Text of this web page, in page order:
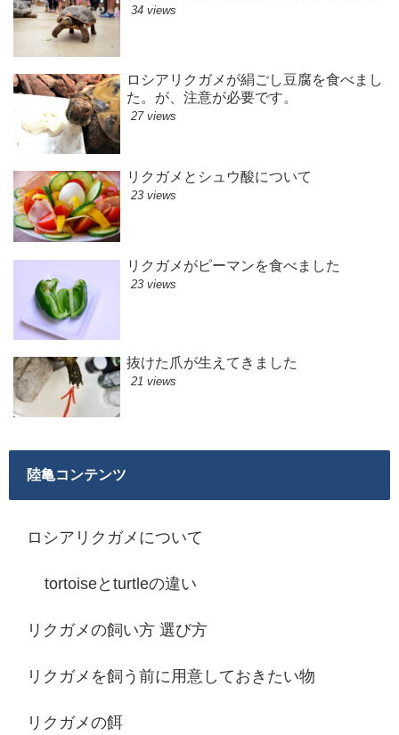
34 views
ロシアリクガメが絹ごし豆腐を食べまし
た。が、注意が必要です。
27 views
リクガメとシュウ酸について
23 views
リクガメがピーマンを食べました
23 views
抜けた爪が生えてきました
21 views
陸亀コンテンツ
ロシアリクガメについて
tortoiseとturtleの違い
リクガメの飼い方 選び方
リクガメを飼う前に用意しておきたい物
リクガメの餌